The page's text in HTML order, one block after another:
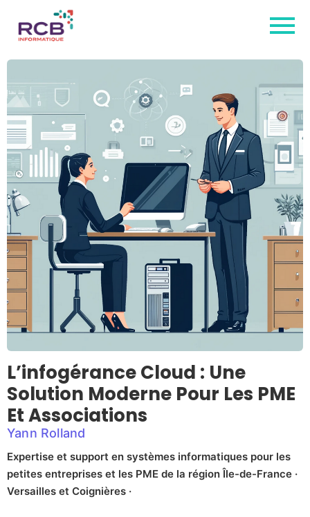
L’infogérance Cloud : Une
Solution Moderne Pour Les PME
Et Associations
Yann Rolland
Expertise et support en systèmes informatiques pour les
petites entreprises et les PME de la région Île-de-France ·
Versailles et Coignières ·